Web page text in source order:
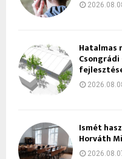
Hatalmas
Ismét
Horváth